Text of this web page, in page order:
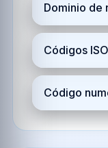
Dominio de
Códigos
Código